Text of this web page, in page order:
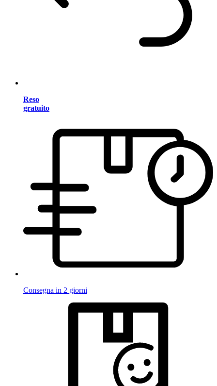
Reso
gratuito
Consegna in 2 giorni